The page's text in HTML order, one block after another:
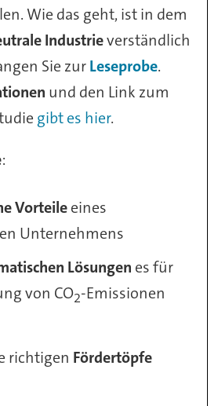
Wie das geht, ist in dem
Industrieverständlich
Sie zurLeseprobe.
und den Link zum
gibt es hier.
:
Vorteileeines
Unternehmens
Lösungen es für
von CO2-Emissionen
richtigen Fördertöpfe